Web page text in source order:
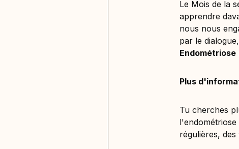
Le Mois de la
apprendre
nous nous
par le
Endométriose
Plus
Tu cherches
régulières,